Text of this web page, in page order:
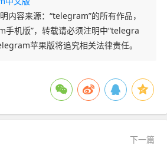
内容来源：“telegram”的所有作品，
手机版”，转载请必须注明中“telegra
苹果版将追究相关法律责任。
下一篇